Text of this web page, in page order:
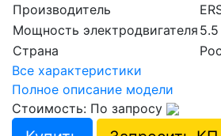
Производитель
Мощность электродвигателя
Страна
Все характеристики
Полное описание модели
Стоимость: По запросу